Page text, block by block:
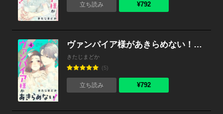
立ち読み ¥792
ヴァンパイア様があきらめない！ （4）
きたじまどか
(5)
立ち読み ¥792